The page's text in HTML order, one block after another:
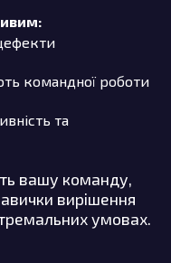
командної роботи
та
вашу команду,
вирішення
умовах.